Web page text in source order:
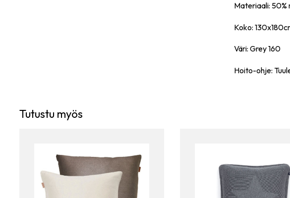
Materiaali: 50%
Koko:
Väri: Grey 160
Hoito-ohje:
Tutustu myös